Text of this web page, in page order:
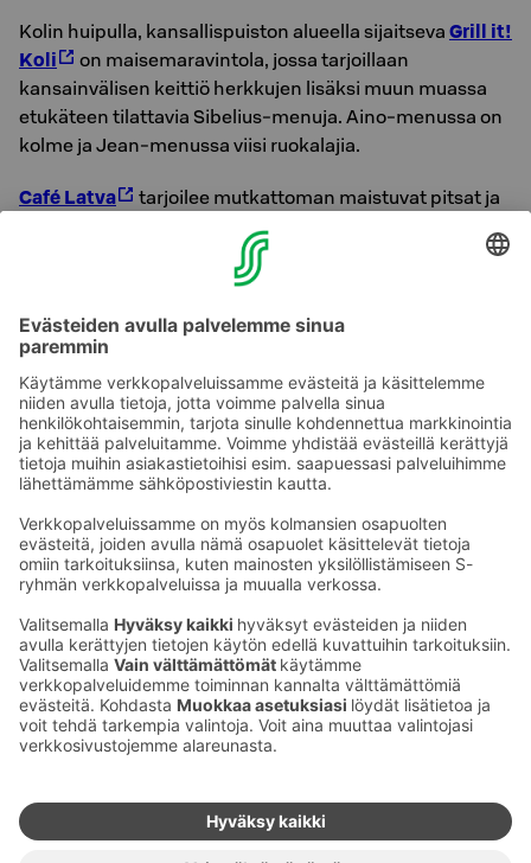
Kolin huipulla, kansallispuiston alueella sijaitseva Grill it!
Koli
on maisemaravintola, jossa tarjoillaan
kansainvälisen keittiö herkkujen lisäksi muun muassa
etukäteen tilattavia Sibelius-menuja. Aino-menussa on
kolme ja Jean-menussa viisi ruokalajia.
Café Latva
tarjoilee mutkattoman maistuvat pitsat ja
kahviotuotteet, retkieväitä unohtamatta!
palvelee aina Ukko-Kolin
letkeän rento ravintola, jossa on hyvä pysähtyä
nauttimaan keittiömme ja kahvilamme antimista,
napata eväät mukaan luontoon tai tulla istumaan iltaa
kesän grilli-iltojen ajaksi.
Ota yhteyttä
Hotellien yhteystiedot
Asiakaspalvelun yhteystiedot›
Palaute
Anna palautetta
Sokos Hotels uutiskirje
Tilaa uutiskirje
Saat Sokos Hotellien uusimmat
edut ja uutiset sähköpostiisi
kuukausittain.
Palkinnot ja sertifikaatit
Sokos Hotels somessa
Sokos Hotels
Facebookissa
Sokos Hotels
Sokos
Hotels
Sokos
Hotels